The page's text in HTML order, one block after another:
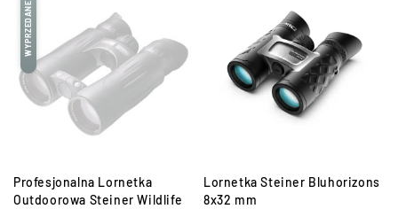
WYPRZEDANE
Profesjonalna Lornetka
Outdoorowa Steiner Wildlife
Lornetka Steiner Bluhorizons
8x32 mm